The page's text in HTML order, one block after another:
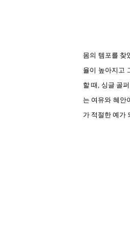
몸의 템포를 찾
율이 높아지고
할 때, 싱글 골
는 여유와 혜안
가 적절한 예가